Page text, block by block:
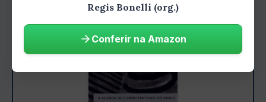
Regis Bonelli (org.)
Conferir na Amazon